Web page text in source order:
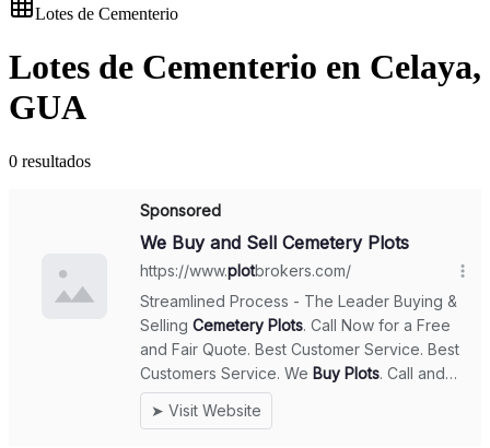
Lotes de Cementerio
Lotes de Cementerio en Celaya,
GUA
0 resultados